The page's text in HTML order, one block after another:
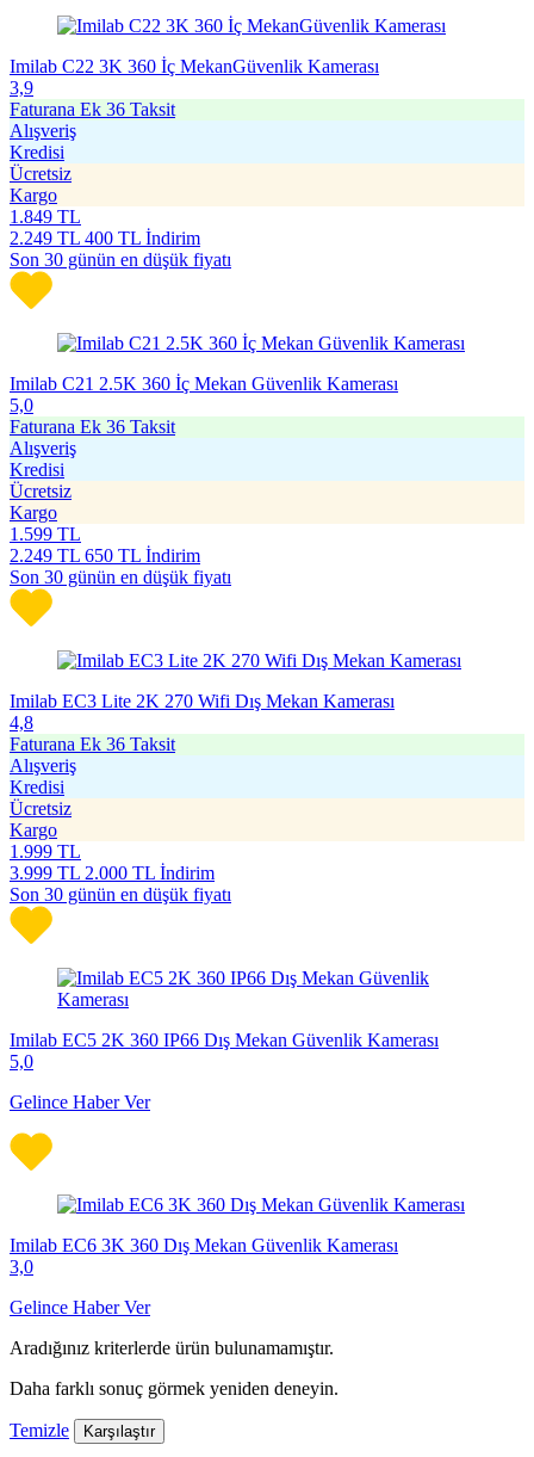
Imilab C22 3K 360 İç MekanGüvenlik Kamerası
3,9
Faturana Ek 36 Taksit
Alışveriş
Kredisi
Ücretsiz
Kargo
1.849 TL
2.249 TL 400 TL İndirim
Son 30 günün en düşük fiyatı
Imilab C21 2.5K 360 İç Mekan Güvenlik Kamerası
5,0
Faturana Ek 36 Taksit
Alışveriş
Kredisi
Ücretsiz
Kargo
1.599 TL
2.249 TL 650 TL İndirim
Son 30 günün en düşük fiyatı
Imilab EC3 Lite 2K 270 Wifi Dış Mekan Kamerası
4,8
Faturana Ek 36 Taksit
Alışveriş
Kredisi
Ücretsiz
Kargo
1.999 TL
3.999 TL 2.000 TL İndirim
Son 30 günün en düşük fiyatı
Imilab EC5 2K 360 IP66 Dış Mekan Güvenlik Kamerası
5,0
Gelince Haber Ver
Imilab EC6 3K 360 Dış Mekan Güvenlik Kamerası
3,0
Gelince Haber Ver
Aradığınız kriterlerde ürün bulunamamıştır.
Daha farklı sonuç görmek yeniden deneyin.
Temizle Karşılaştır